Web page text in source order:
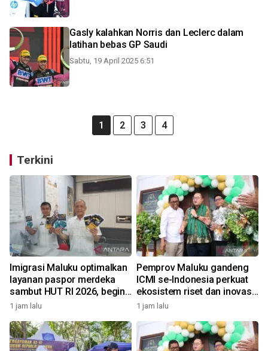
Gasly kalahkan Norris dan Leclerc dalam
latihan bebas GP Saudi
Sabtu, 19 April 2025 6:51
1 2 3 4
Terkini
Imigrasi Maluku optimalkan
layanan paspor merdeka
sambut HUT RI 2026, begini
kata Kakanwil
1 jam lalu
Pemprov Maluku gandeng
ICMI se-Indonesia perkuat
ekosistem riset dan inovasi
daerah
1 jam lalu